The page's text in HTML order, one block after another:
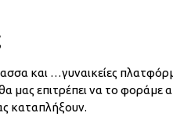
και …γυναικείες
μας επιτρέπει να το φοράμε
καταπλήξουν.